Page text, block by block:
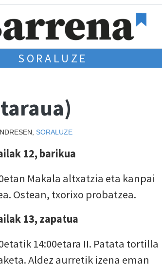
SORALUZE
SORALUZE
12, barikua
Makala altxatzia eta kanpai
Ostean, txorixo probatzea.
13, zapatua
14:00etara II. Patata tortilla
Aldez aurretik izena eman